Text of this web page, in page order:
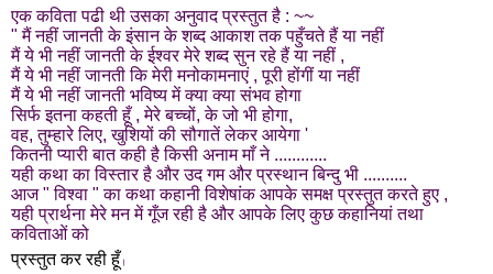
एक कविता पढी थी उसका अनुवाद प्रस्तुत है : ~~
" मैं नहीं जानती के इंसान के शब्द आकाश तक पहुँचते हैं या नहीं
मैं ये भी नहीं जानती के ईश्वर मेरे शब्द सुन रहे हैं या नहीं ,
मैं ये भी नहीं जानती कि मेरी मनोकामनाएं , पूरी होंगीं या नहीं
मैं ये भी नहीं जानती भविष्य में क्या क्या संभव होगा
सिर्फ इतना कहती हूँ , मेरे बच्चों, के जो भी होगा,
वह, तुम्हारे लिए, खुशियों की सौगातें लेकर आयेगा '
कितनी प्यारी बात कही है किसी अनाम माँ ने ............
यही कथा का विस्तार है और उद गम और प्रस्थान बिन्दु भी ..........
आज " विश्वा " का कथा कहानी विशेषांक आपके समक्ष प्रस्तुत करते हुए ,
यही प्रार्थना मेरे मन में गूँज रही है और आपके लिएकुछ कहानियां तथा
कविताओं को
प्रस्तुत कर रही हूँ ।